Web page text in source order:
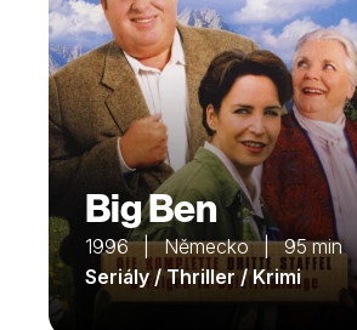
Big Ben
1996 | Německo | 95 min
Seriály / Thriller / Krimi